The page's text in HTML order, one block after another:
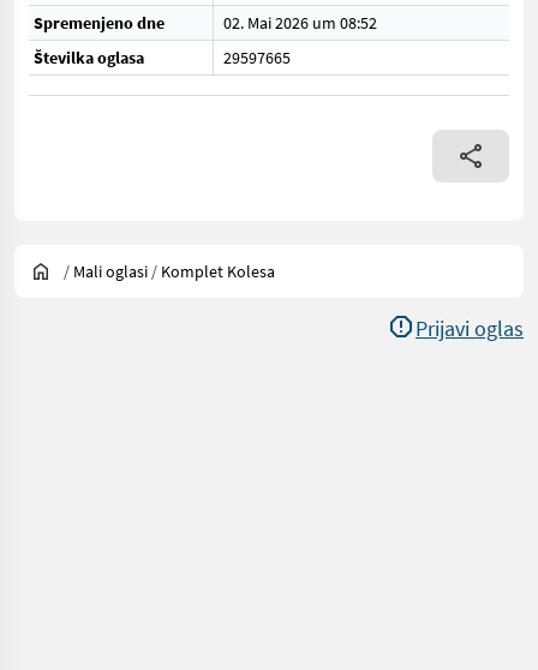
Spremenjeno dne
02. Mai 2026 um 08:52
Številka oglasa
29597665
/ Mali oglasi / Komplet Kolesa
Prijavi oglas